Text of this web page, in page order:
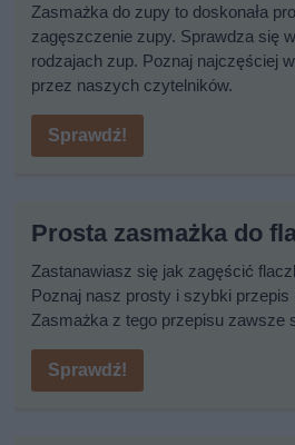
Zasmażka do zupy to doskonała
zagęszczenie zupy. Sprawdza się
rodzajach zup. Poznaj najczęściej
przez naszych czytelników.
Sprawdź!
Prosta zasmażka do
Zastanawiasz się jak zagęścić
Poznaj nasz prosty i szybki
Zasmażka z tego przepisu zawsze
Sprawdź!